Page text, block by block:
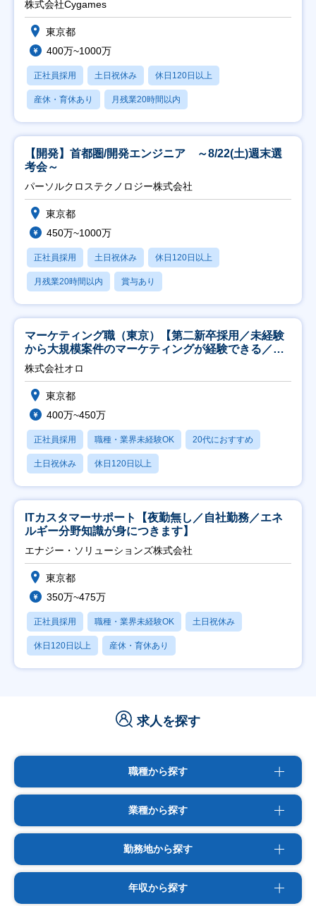
株式会社Cygames
東京都
400万~1000万
正社員採用 土日祝休み 休日120日以上
産休・育休あり 月残業20時間以内
【開発】首都圏/開発エンジニア ～8/22(土)週末選
考会～
パーソルクロステクノロジー株式会社
東京都
450万~1000万
正社員採用 土日祝休み 休日120日以上
月残業20時間以内 賞与あり
マーケティング職（東京）【第二新卒採用／未経験
から大規模案件のマーケティングが経験できる／研
修充実】
株式会社オロ
東京都
400万~450万
正社員採用 職種・業界未経験OK 20代におすすめ
土日祝休み 休日120日以上
ITカスタマーサポート【夜勤無し／自社勤務／エネ
ルギー分野知識が身につきます】
エナジー・ソリューションズ株式会社
東京都
350万~475万
正社員採用 職種・業界未経験OK 土日祝休み
休日120日以上 産休・育休あり
求人を探す
職種から探す
業種から探す
勤務地から探す
年収から探す